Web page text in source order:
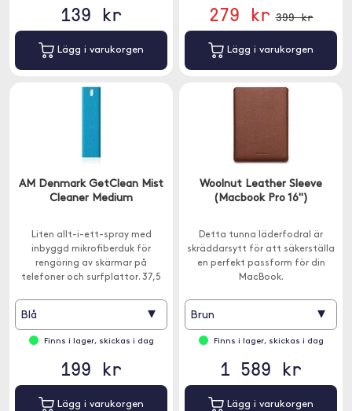
139 kr
Lägg i varukorgen
279 kr 399 kr
Lägg i varukorgen
AM Denmark GetClean Mist
Cleaner Medium
Liten allt-i-ett-spray med
inbyggd mikrofiberduk för
rengöring av skärmar på
telefoner och surfplattor. 37,5
Blå ▾
Finns i lager, skickas i dag
199 kr
Lägg i varukorgen
Woolnut Leather Sleeve
(Macbook Pro 16")
Detta tunna läderfodral är
skräddarsytt för att säkerställa
en perfekt passform för din
MacBook.
Brun ▾
Finns i lager, skickas i dag
1 589 kr
Lägg i varukorgen